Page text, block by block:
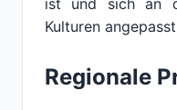
ist und sich an
Kulturen
Regionale